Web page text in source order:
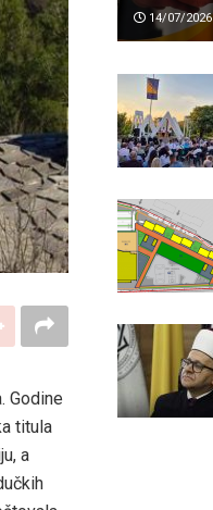
Godine
titula
a
14/07/2026